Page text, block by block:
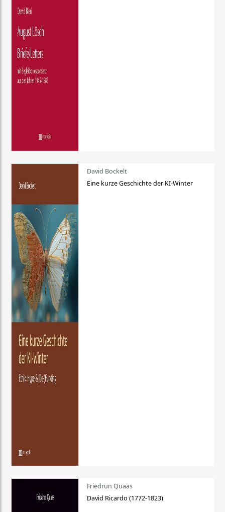
David Bockelt
Eine kurze Geschichte der KI-Winter
Friedrun Quaas
David Ricardo (1772-1823)